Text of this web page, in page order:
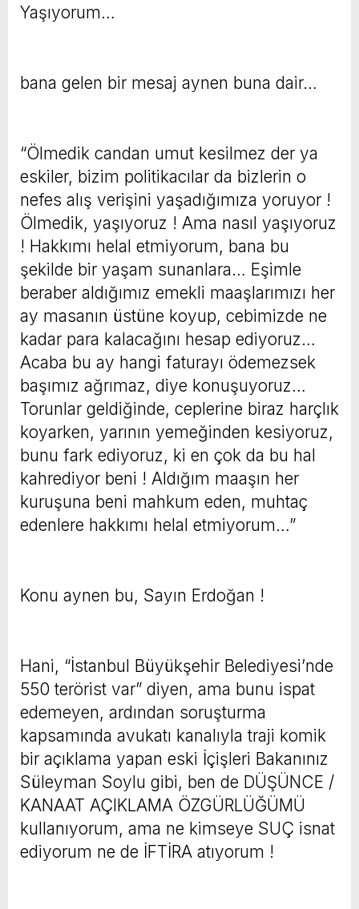
Yaşıyorum…
bana gelen bir mesaj aynen buna dair…
“Ölmedik candan umut kesilmez der ya
eskiler, bizim politikacılar da bizlerin o
nefes alış verişini yaşadığımıza yoruyor !
Ölmedik, yaşıyoruz ! Ama nasıl yaşıyoruz
! Hakkımı helal etmiyorum, bana bu
şekilde bir yaşam sunanlara… Eşimle
beraber aldığımız emekli maaşlarımızı her
ay masanın üstüne koyup, cebimizde ne
kadar para kalacağını hesap ediyoruz…
Acaba bu ay hangi faturayı ödemezsek
başımız ağrımaz, diye konuşuyoruz…
Torunlar geldiğinde, ceplerine biraz harçlık
koyarken, yarının yemeğinden kesiyoruz,
bunu fark ediyoruz, ki en çok da bu hal
kahrediyor beni ! Aldığım maaşın her
kuruşuna beni mahkum eden, muhtaç
edenlere hakkımı helal etmiyorum…”
Konu aynen bu, Sayın Erdoğan !
Hani, “İstanbul Büyükşehir Belediyesi’nde
550 terörist var” diyen, ama bunu ispat
edemeyen, ardından soruşturma
kapsamında avukatı kanalıyla traji komik
bir açıklama yapan eski İçişleri Bakanınız
Süleyman Soylu gibi, ben de DÜŞÜNCE /
KANAAT AÇIKLAMA ÖZGÜRLÜĞÜMÜ
kullanıyorum, ama ne kimseye SUÇ isnat
ediyorum ne de İFTİRA atıyorum !